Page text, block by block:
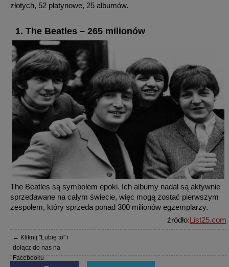
złotych, 52 platynowe, 25 albumów.
1. The Beatles – 265 milionów
The Beatles są symbolem epoki. Ich albumy nadal są aktywnie
sprzedawane na całym świecie, więc mogą zostać pierwszym
zespołem, który sprzeda ponad 300 milionów egzemplarzy.
źródło:List25.com
← Kliknij "Lubię to" i
dołącz do nas na
Facebooku